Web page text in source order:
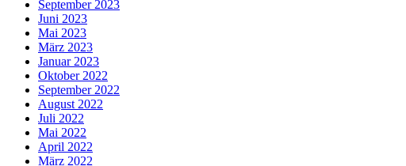
September 2023
Juni 2023
Mai 2023
März 2023
Januar 2023
Oktober 2022
September 2022
August 2022
Juli 2022
Mai 2022
April 2022
März 2022